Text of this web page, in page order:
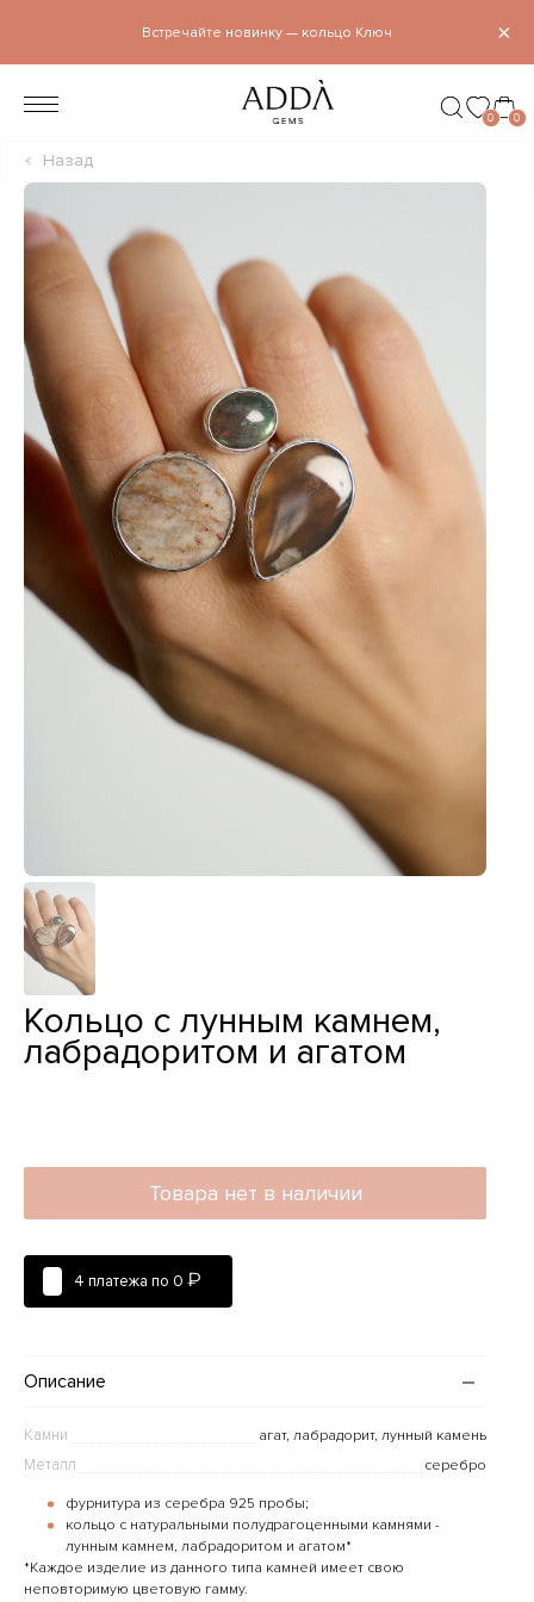
×
Встречайте новинку — кольцо Ключ
0 0
Назад
Кольцо с лунным камнем,
лабрадоритом и агатом
Товара нет в наличии
4 платежа по 0 ₽
Описание
Камни агат, лабрадорит, лунный камень
Металл серебро
фурнитура из серебра 925 пробы;
кольцо с натуральными полудрагоценными камнями -
лунным камнем, лабрадоритом и агатом*
*Каждое изделие из данного типа камней имеет свою
неповторимую цветовую гамму.